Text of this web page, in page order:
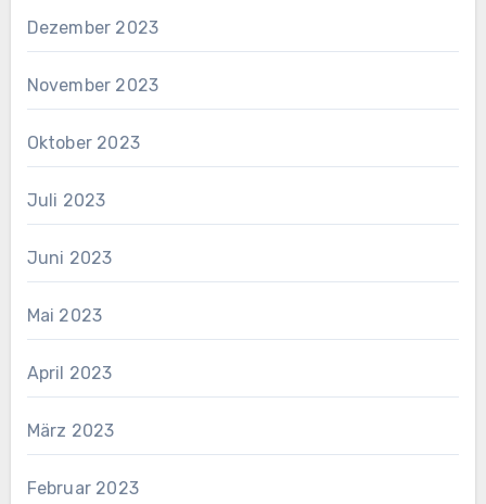
Dezember 2023
November 2023
Oktober 2023
Juli 2023
Juni 2023
Mai 2023
April 2023
März 2023
Februar 2023